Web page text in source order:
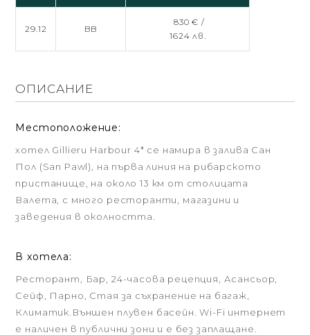
29.12 BB
830 € /
1624 лв.
ОПИСАНИЕ
Местоположение:
хотел Gillieru Harbour 4* се намира в залива Сан
Пол (San Pawl), на първа линия на рибарското
пристанище, на около 13 км от столицата
Валета, с много ресторанти, магазини и
заведения в околността.
В хотела:
Ресторант, Бар, 24-часова рецепция, Асансьор,
Сейф, Парно, Стая за съхранение на багаж,
Климатик.Външен плувен басейн. Wi-Fi интернет
е наличен в публични зони и е без заплащане.